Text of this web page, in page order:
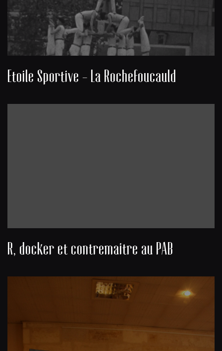
Etoile Sportive - La Rochefoucauld
R, docker et contremaitre au PAB